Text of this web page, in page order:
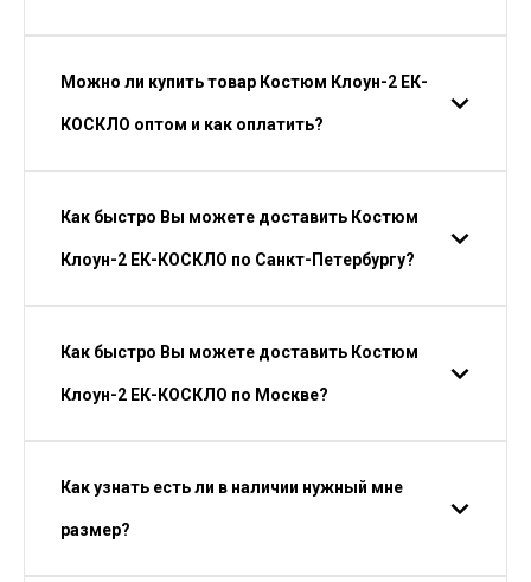
Можно ли купить товар Костюм Клоун-2 ЕК-
КОСКЛО оптом и как оплатить?
Как быстро Вы можете доставить Костюм
Клоун-2 ЕК-КОСКЛО по Санкт-Петербургу?
Как быстро Вы можете доставить Костюм
Клоун-2 ЕК-КОСКЛО по Москве?
Как узнать есть ли в наличии нужный мне
размер?